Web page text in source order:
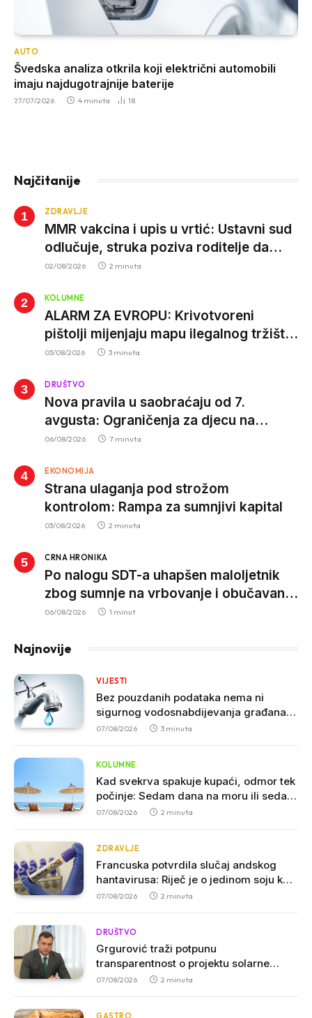
AUTO
Švedska analiza otkrila koji električni automobili
imaju najdugotrajnije baterije
27/07/2026 4 minuta 18
Najčitanije
ZDRAVLJE
MMR vakcina i upis u vrtić: Ustavni sud
odlučuje, struka poziva roditelje da
vjeruju nauci
02/08/2026 2 minuta
KOLUMNE
ALARM ZA EVROPU: Krivotvoreni
pištolji mijenjaju mapu ilegalnog tržišta,
istrage ukazuju na proizvodnju van EU
03/08/2026 3 minuta
DRUŠTVO
Nova pravila u saobraćaju od 7.
avgusta: Ograničenja za djecu na
trotinetima i mlade vozače, veće kazne
06/08/2026 7 minuta
EKONOMIJA
Strana ulaganja pod strožom
kontrolom: Rampa za sumnjivi kapital
03/08/2026 2 minuta
CRNA HRONIKA
Po nalogu SDT-a uhapšen maloljetnik
zbog sumnje na vrbovanje i obučavanje
za izvršenje terorističkih djela
06/08/2026 1 minut
Najnovije
VIJESTI
Bez pouzdanih podataka nema ni
sigurnog vodosnabdijevanja građana u
Crnoj Gori
07/08/2026 3 minuta
KOLUMNE
Kad svekrva spakuje kupaći, odmor tek
počinje: Sedam dana na moru ili sedam
godina iskustva
07/08/2026 2 minuta
ZDRAVLJE
Francuska potvrdila slučaj andskog
hantavirusa: Riječ je o jedinom soju koji
se može prenositi među ljudima
07/08/2026 2 minuta
DRUŠTVO
Grgurović traži potpunu
transparentnost o projektu solarne
elektrane kod Ostroga: Javnost mora
07/08/2026 2 minuta
GASTRO